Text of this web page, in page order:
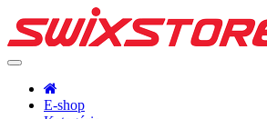
E-shop